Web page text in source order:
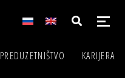
PREDUZETNIŠTVO KARIJERA